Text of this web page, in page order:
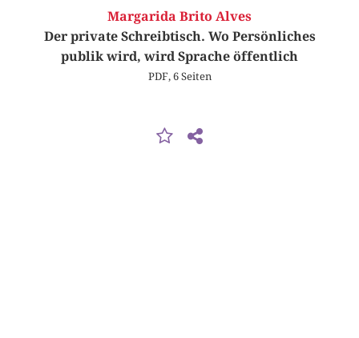
Margarida Brito Alves
Der private Schreibtisch. Wo Persönliches
publik wird, wird Sprache öffentlich
PDF, 6 Seiten